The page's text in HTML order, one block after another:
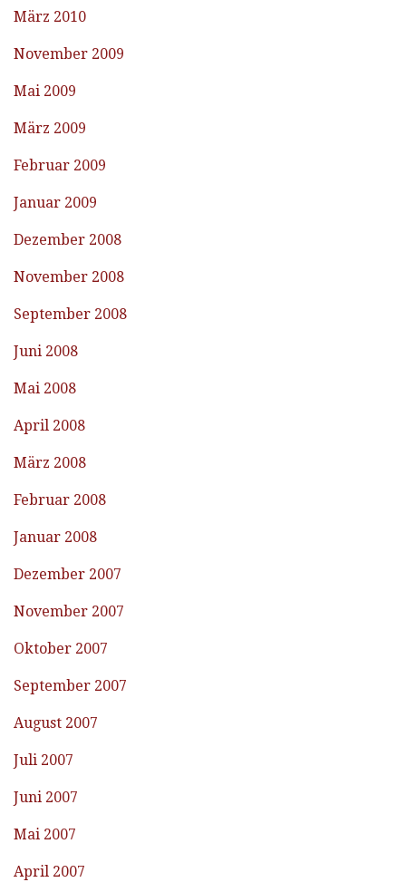
März 2010
November 2009
Mai 2009
März 2009
Februar 2009
Januar 2009
Dezember 2008
November 2008
September 2008
Juni 2008
Mai 2008
April 2008
März 2008
Februar 2008
Januar 2008
Dezember 2007
November 2007
Oktober 2007
September 2007
August 2007
Juli 2007
Juni 2007
Mai 2007
April 2007